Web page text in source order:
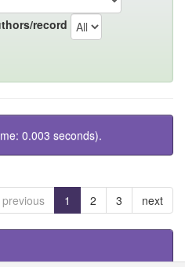
record
0.003 seconds).
previous 1 2 3 next